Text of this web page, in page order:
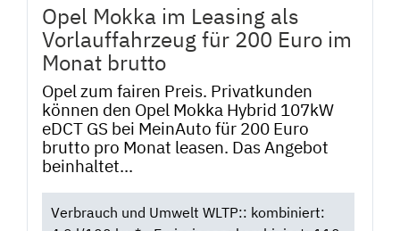
Opel Mokka im Leasing als
Vorlauffahrzeug für 200 Euro im
Monat brutto
Opel zum fairen Preis. Privatkunden
können den Opel Mokka Hybrid 107kW
eDCT GS bei MeinAuto für 200 Euro
brutto pro Monat leasen. Das Angebot
beinhaltet...
Verbrauch und Umwelt WLTP:: kombiniert: